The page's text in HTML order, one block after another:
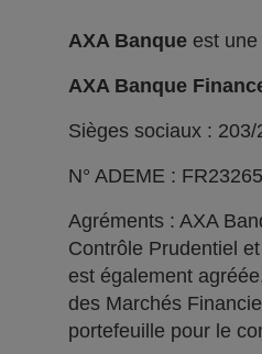
AXA Banque est
AXA Banque
Sièges sociaux :
N° ADEME :
Agréments : AXA
Contrôle Prudentiel
est également
des Marchés
portefeuille pour le